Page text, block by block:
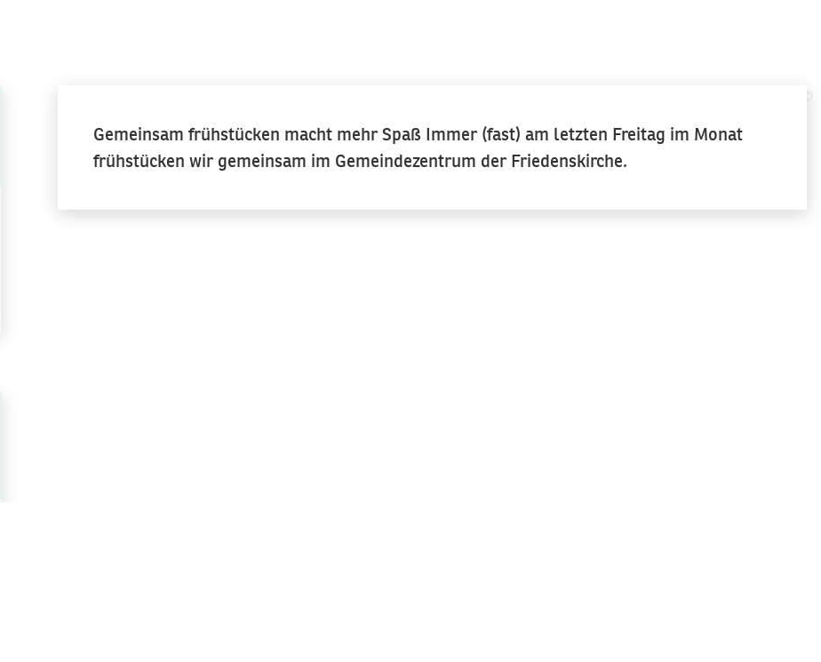
©
Gemeinsam frühstücken macht mehr Spaß Immer (fast) am letzten Freitag im Monat
frühstücken wir gemeinsam im Gemeindezentrum der Friedenskirche.